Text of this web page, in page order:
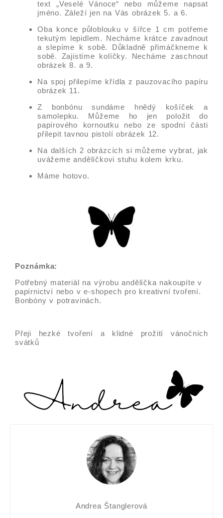
text „Veselé Vánoce“ nebo můžeme napsat
jméno. Záleží jen na Vás obrázek 5. a 6.
Oba konce půloblouku v šířce 1 cm potřeme
tekutým lepidlem. Necháme krátce zavadnout
a slepíme k sobě. Důkladně přimáčkneme k
sobě. Zajistíme kolíčky. Necháme zaschnout
obrázek 8. a 9.
Na spoj přilepíme křídla z pauzovacího papíru
obrázek 11.
Z bonbónu sundáme hnědý košíček a
samolepku. Můžeme ho jen položit do
papírového kornoutku nebo ze spodní části
přilepit tavnou pistolí obrázek 12.
Na dalších 2 obrázcích si můžeme vybrat, jak
uvážeme andělíčkovi stuhu kolem krku.
Máme hotovo.
Poznámka:
Potřebný materiál na výrobu andělíčka nakoupíte v
papírnictví nebo v e-shopech pro kreativní tvoření.
Bonbóny v potravinách.
Přeji hezké tvoření a klidné prožití vánočních
svátků
Andrea Štanglerová